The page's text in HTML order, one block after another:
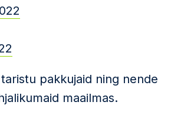
pakkujaid ning nende
maailmas.